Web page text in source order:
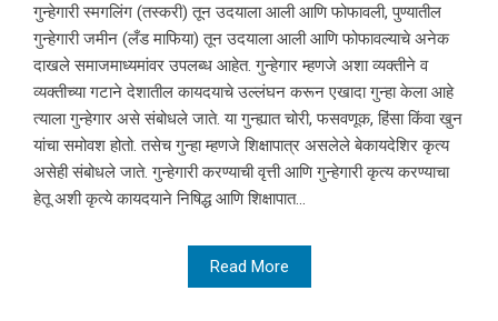
गुन्हेगारी स्मगलिंग (तस्करी) तून उदयाला आली आणि फोफावली, पुण्यातील
गुन्हेगारी जमीन (लँड माफिया) तून उदयाला आली आणि फोफावल्याचे अनेक
दाखले समाजमाध्यमांवर उपलब्ध आहेत. गुन्हेगार म्हणजे अशा व्यक्तीने व
व्यक्तीच्या गटाने देशातील कायदयाचे उल्लंघन करून एखादा गुन्हा केला आहे
त्याला गुन्हेगार असे संबोधले जाते. या गुन्ह्यात चोरी, फसवणूक, हिंसा किंवा खुन
यांचा समोवश होतो. तसेच गुन्हा म्हणजे शिक्षापात्र असलेले बेकायदेशिर कृत्य
असेही संबोधले जाते. गुन्हेगारी करण्याची वृत्ती आणि गुन्हेगारी कृत्य करण्याचा
हेतू अशी कृत्ये कायदयाने निषिद्ध आणि शिक्षापात...
Read More